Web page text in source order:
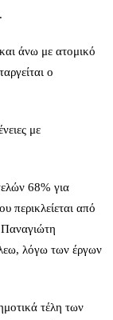
άνω με ατομικό
ο
με
68% για
περικλείεται από
λόγω των έργων
τέλη των